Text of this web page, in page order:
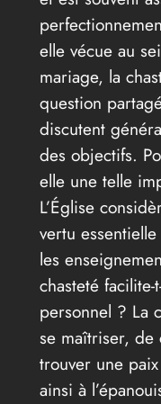
elle vécue au
mariage, la
question
discutent
des objectifs.
elle une telle
L’Église
vertu
les
chasteté
personnel ? La
se maîtriser, de
trouver une
ainsi à